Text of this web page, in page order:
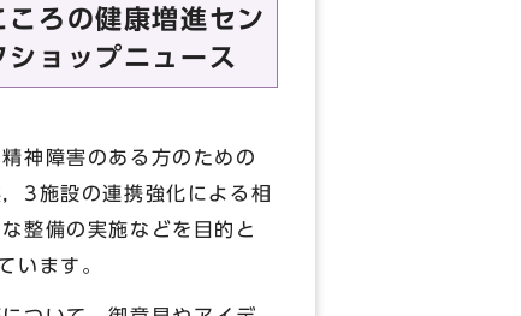
ろの健康増進セン
ョップニュース
神障害のある方のための
3施設の連携強化による相
整備の実施などを目的と
います。